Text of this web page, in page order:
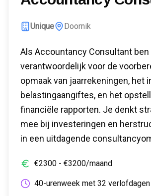
Unique Doornik
Als Accountancy Consultant ben
verantwoordelijk voor de
opmaak van jaarrekeningen, het
belastingaangiftes, en het
financiële rapporten. Je denkt
mee bij investeringen en
in een uitdagende
€2300 - €3200/maand
40-urenweek met 32 verlofdagen